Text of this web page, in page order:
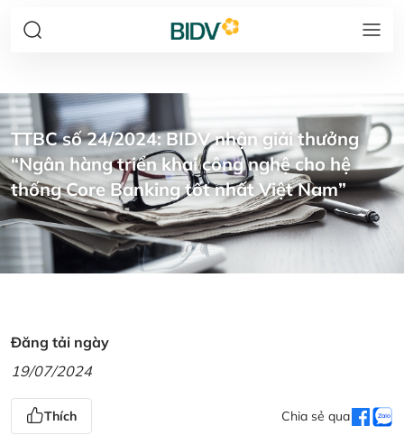
TTBC số 24/2024: BIDV nhận giải thưởng
“Ngân hàng triển khai công nghệ cho hệ
thống Core Banking tốt nhất Việt Nam”
Đăng tải ngày
19/07/2024
Thích Chia sẻ qua